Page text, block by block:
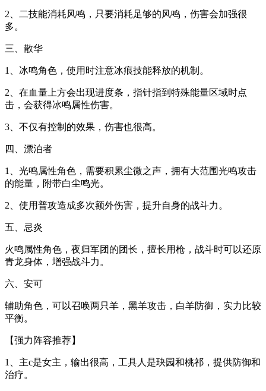
2、二技能消耗风鸣，只要消耗足够的风鸣，伤害会加强很
多。
三、散华
1、冰鸣角色，使用时注意冰痕技能释放的机制。
2、在血量上方会出现进度条，指针指到特殊能量区域时点
击，会获得冰鸣属性伤害。
3、不仅有控制的效果，伤害也很高。
四、漂泊者
1、光鸣属性角色，需要积累尘微之声，拥有大范围光鸣攻击
的能量，附带白尘鸣光。
2、使用普攻造成多次额外伤害，提升自身的战斗力。
五、忌炎
火鸣属性角色，夜归军团的团长，擅长用枪，战斗时可以还原
青龙身体，增强战斗力。
六、安可
辅助角色，可以召唤两只羊，黑羊攻击，白羊防御，实力比较
平衡。
【强力阵容推荐】
1、主c是女主，输出很高，工具人是玦园和桃祁，提供防御和
治疗。